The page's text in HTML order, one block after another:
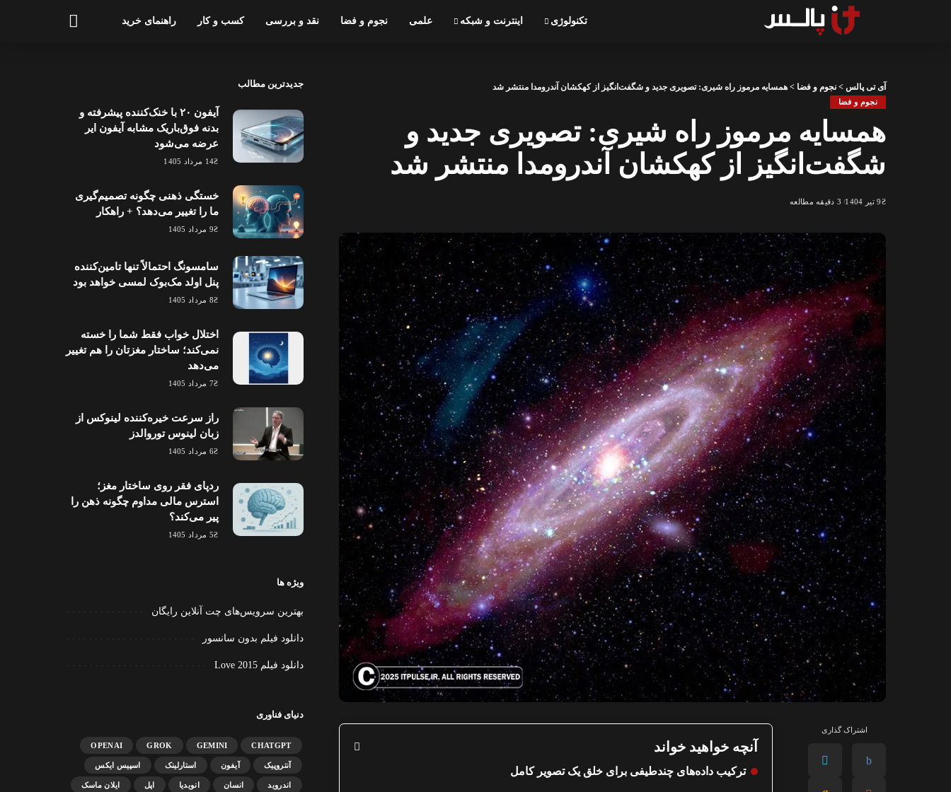
تکنولوژی اینترنت و شبکه علمی نجوم و فضا نقد و بررسی کسب و کار راهنمای خرید
آی تی پالس > نجوم و فضا > همسایه مرموز راه شیری: تصویری جدید و شگفت‌انگیز از کهکشان آندرومدا منتشر شد
نجوم و فضا
همسایه مرموز راه شیری: تصویری جدید و
شگفت‌انگیز از کهکشان آندرومدا منتشر شد
9 تیر 1404 3 دقیقه مطالعه
اشتراک گذاری
آنچه خواهید خواند
ترکیب داده‌های چندطیفی برای خلق یک تصویر کامل
جدیدترین مطالب
آیفون ۲۰ با خنک‌کننده پیشرفته و
بدنه فوق‌باریک مشابه آیفون ایر
عرضه می‌شود
14 مرداد 1405
خستگی ذهنی چگونه تصمیم‌گیری
ما را تغییر می‌دهد؟ + راهکار
9 مرداد 1405
سامسونگ احتمالاً تنها تامین‌کننده
پنل اولد مک‌بوک لمسی خواهد بود
8 مرداد 1405
اختلال خواب فقط شما را خسته
نمی‌کند؛ ساختار مغزتان را هم تغییر
می‌دهد
7 مرداد 1405
راز سرعت خیره‌کننده لینوکس از
زبان لینوس توروالدز
6 مرداد 1405
ردپای فقر روی ساختار مغز؛
استرس مالی مداوم چگونه ذهن را
پیر می‌کند؟
5 مرداد 1405
ویژه ها
بهترین سرویس‌های چت آنلاین رایگان
دانلود فیلم بدون سانسور
دانلود فیلم Love 2015
دنیای فناوری
CHATGPT
GEMINI
GROK
OPENAI
آنتروپیک آیفون استارلینک اسپیس ایکس
اندروید انسان انویدیا اپل ایلان ماسک